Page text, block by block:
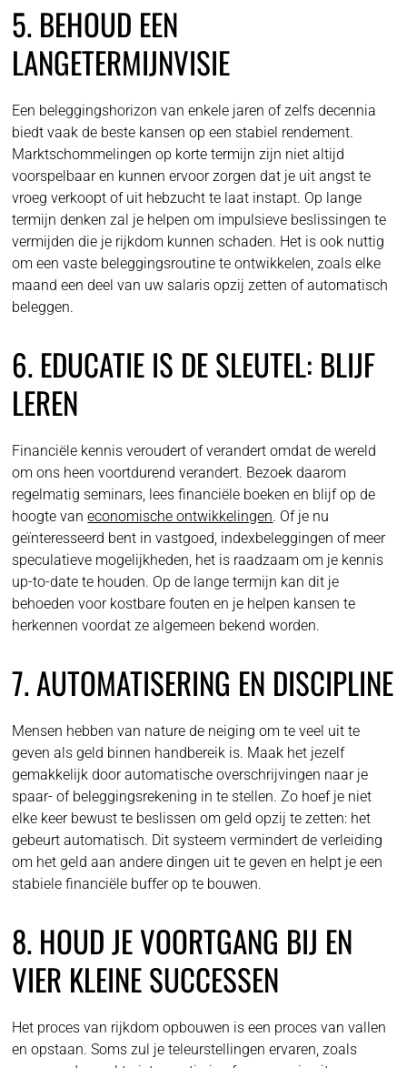
5. BEHOUD EEN
LANGETERMIJNVISIE
Een beleggingshorizon van enkele jaren of zelfs decennia
biedt vaak de beste kansen op een stabiel rendement.
Marktschommelingen op korte termijn zijn niet altijd
voorspelbaar en kunnen ervoor zorgen dat je uit angst te
vroeg verkoopt of uit hebzucht te laat instapt. Op lange
termijn denken zal je helpen om impulsieve beslissingen te
vermijden die je rijkdom kunnen schaden. Het is ook nuttig
om een vaste beleggingsroutine te ontwikkelen, zoals elke
maand een deel van uw salaris opzij zetten of automatisch
beleggen.
6. EDUCATIE IS DE SLEUTEL: BLIJF
LEREN
Financiële kennis veroudert of verandert omdat de wereld
om ons heen voortdurend verandert. Bezoek daarom
regelmatig seminars, lees financiële boeken en blijf op de
hoogte vaneconomische ontwikkelingen. Of je nu
geïnteresseerd bent in vastgoed, indexbeleggingen of meer
speculatieve mogelijkheden, het is raadzaam om je kennis
up-to-date te houden. Op de lange termijn kan dit je
behoeden voor kostbare fouten en je helpen kansen te
herkennen voordat ze algemeen bekend worden.
7. AUTOMATISERING EN DISCIPLINE
Mensen hebben van nature de neiging om te veel uit te
geven als geld binnen handbereik is. Maak het jezelf
gemakkelijk door automatische overschrijvingen naar je
spaar- of beleggingsrekening in te stellen. Zo hoef je niet
elke keer bewust te beslissen om geld opzij te zetten: het
gebeurt automatisch. Dit systeem vermindert de verleiding
om het geld aan andere dingen uit te geven en helpt je een
stabiele financiële buffer op te bouwen.
8. HOUD JE VOORTGANG BIJ EN
VIER KLEINE SUCCESSEN
Het proces van rijkdom opbouwen is een proces van vallen
en opstaan. Soms zul je teleurstellingen ervaren, zoals